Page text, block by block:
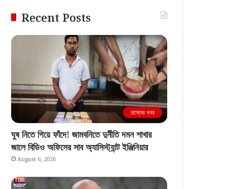
Recent Posts
রাজ্যের খবর
ঘুষ নিতে গিয়ে ফাঁদে! জামবনিতে দুর্নীতি দমন শাখার
জালে বিডিও অফিসের সাব অ্যাসিস্ট্যান্ট ইঞ্জিনিয়ার
August 6, 2026